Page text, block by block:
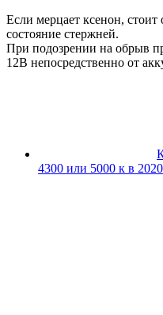
Если мерцает ксенон,
состояние стержней.
При подозрении на обрыв
12В непосредственно от
4300 или 5000 к в